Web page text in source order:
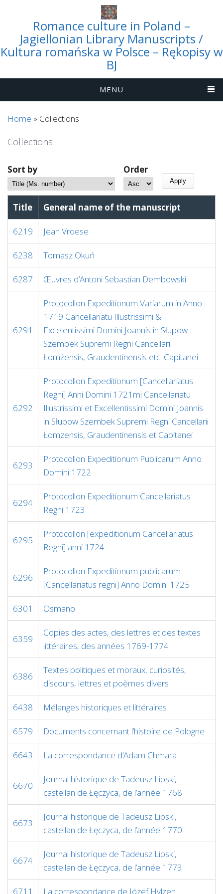
Romance culture in Poland –
Jagiellonian Library Manuscripts /
Kultura romańska w Polsce – Rękopisy w
BJ
MENU
You are here
Home » Collections
Collections
Sort by Order
Title General name of the manuscript
6219 Jean Vroese
6238 Tomasz Okuń
6287 Œuvres d’Antoni Sebastian Dembowski
6291
Protocollon Expeditionum Variarum in Anno
1719 Cancellariatu Illustrissimi &
Excelentissimi Domini Joannis in Słupow
Szembek Supremi Regni Cancellarii
Łomżensis, Graudentinensis etc. Capitanei
6292
Protocollon Expeditionum [Cancellariatus
Regni] Anni Domini 1721mi Cancellariatu
Illustrissimi et Excellentissimi Domini Joannis
in Słupow Szembek Supremi Regni Cancellarii
Łomzensis, Graudentinensis et Capitanei
6293
Protocollon Expeditionum Publicarum Anno
Domini 1722
6294
Protocollon Expeditionum Cancellariatus
Regni 1723
6295
Protocollon [expeditionum Cancellariatus
Regni] anni 1724
6296
Protocollon Expeditionum publicarum
[Cancellariatus regni] Anno Domini 1725
6301 Osmano
6359
Copies des actes, des lettres et des textes
littéraires, des années 1769-1774
6386
Textes politiques et moraux, curiosités,
discours, lettres et poèmes divers
6438 Mélanges historiques et littéraires
6579 Documents concernant l’histoire de Pologne
6643 La correspondance d’Adam Chmara
6670
Journal historique de Tadeusz Lipski,
castellan de Łęczyca, de l’année 1768
6673
Journal historique de Tadeusz Lipski,
castellan de Łęczyca, de l’année 1770
6674
Journal historique de Tadeusz Lipski,
castellan de Łęczyca, de l’année 1773
6711 La correspondance de Józef Hylzen